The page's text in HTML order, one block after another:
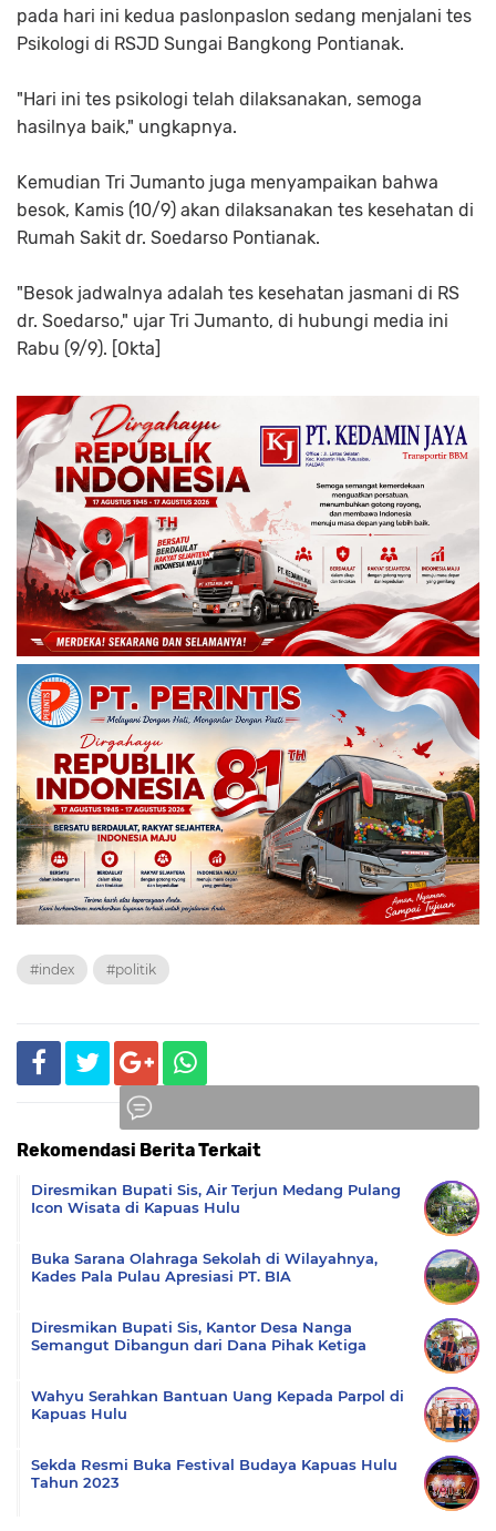
pada hari ini kedua paslonpaslon sedang menjalani tes
Psikologi di RSJD Sungai Bangkong Pontianak.
"Hari ini tes psikologi telah dilaksanakan, semoga
hasilnya baik," ungkapnya.
Kemudian Tri Jumanto juga menyampaikan bahwa
besok, Kamis (10/9) akan dilaksanakan tes kesehatan di
Rumah Sakit dr. Soedarso Pontianak.
"Besok jadwalnya adalah tes kesehatan jasmani di RS
dr. Soedarso," ujar Tri Jumanto, di hubungi media ini
Rabu (9/9). [Okta]
#index #politik
Rekomendasi Berita Terkait
Diresmikan Bupati Sis, Air Terjun Medang Pulang
Icon Wisata di Kapuas Hulu
Buka Sarana Olahraga Sekolah di Wilayahnya,
Kades Pala Pulau Apresiasi PT. BIA
Diresmikan Bupati Sis, Kantor Desa Nanga
Semangut Dibangun dari Dana Pihak Ketiga
Wahyu Serahkan Bantuan Uang Kepada Parpol di
Kapuas Hulu
Sekda Resmi Buka Festival Budaya Kapuas Hulu
Tahun 2023